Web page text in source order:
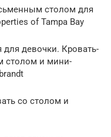
столом для
of Tampa Bay
для девочки. Кровать-
столом и мини-
со столом и